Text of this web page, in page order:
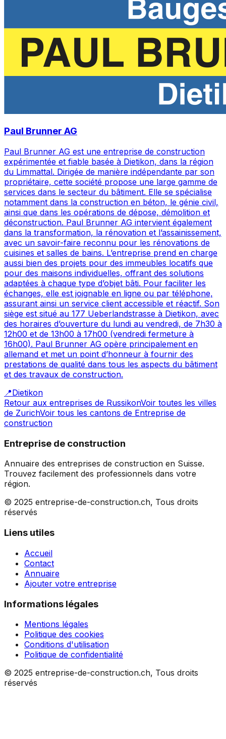
Paul Brunner AG
Paul Brunner AG est une entreprise de construction
expérimentée et fiable basée à Dietikon, dans la région
du Limmattal. Dirigée de manière indépendante par son
propriétaire, cette société propose une large gamme de
services dans le secteur du bâtiment. Elle se spécialise
notamment dans la construction en béton, le génie civil,
ainsi que dans les opérations de dépose, démolition et
déconstruction. Paul Brunner AG intervient également
dans la transformation, la rénovation et l’assainissement,
avec un savoir-faire reconnu pour les rénovations de
cuisines et salles de bains. L’entreprise prend en charge
aussi bien des projets pour des immeubles locatifs que
pour des maisons individuelles, offrant des solutions
adaptées à chaque type d’objet bâti. Pour faciliter les
échanges, elle est joignable en ligne ou par téléphone,
assurant ainsi un service client accessible et réactif. Son
siège est situé au 177 Ueberlandstrasse à Dietikon, avec
des horaires d’ouverture du lundi au vendredi, de 7h30 à
12h00 et de 13h00 à 17h00 (vendredi fermeture à
16h00). Paul Brunner AG opère principalement en
allemand et met un point d’honneur à fournir des
prestations de qualité dans tous les aspects du bâtiment
et des travaux de construction.
📍Dietikon
Retour aux entreprises de RussikonVoir toutes les villes
de ZurichVoir tous les cantons de Entreprise de
construction
Entreprise de construction
Annuaire des entreprises de construction en Suisse.
Trouvez facilement des professionnels dans votre
région.
© 2025 entreprise-de-construction.ch, Tous droits
réservés
Liens utiles
Accueil
Contact
Annuaire
Ajouter votre entreprise
Informations légales
Mentions légales
Politique des cookies
Conditions d'utilisation
Politique de confidentialité
© 2025 entreprise-de-construction.ch, Tous droits
réservés